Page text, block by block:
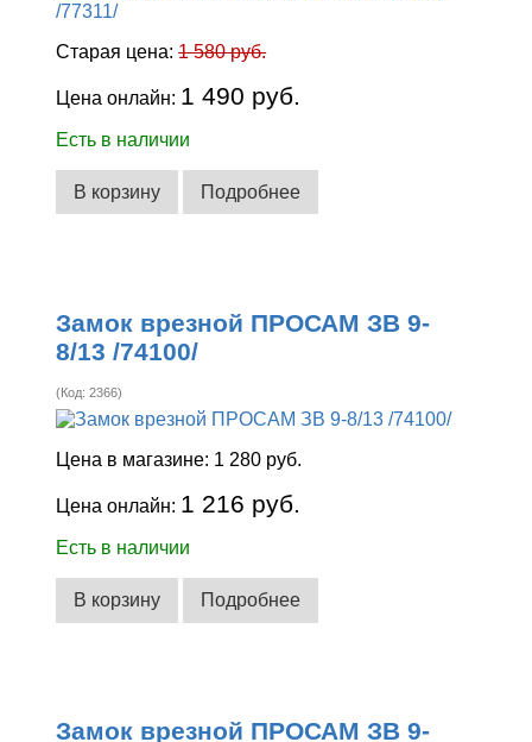
Старая цена:1 580 руб.
Цена онлайн: 1 490 руб.
Есть в наличии
В корзину Подробнее
Замок врезной ПРОСАМ ЗВ 9-
8/13 /74100/
(Код:2366)
Цена в магазине: 1 280 руб.
Цена онлайн: 1 216 руб.
Есть в наличии
В корзину Подробнее
Замок врезной ПРОСАМ ЗВ 9-